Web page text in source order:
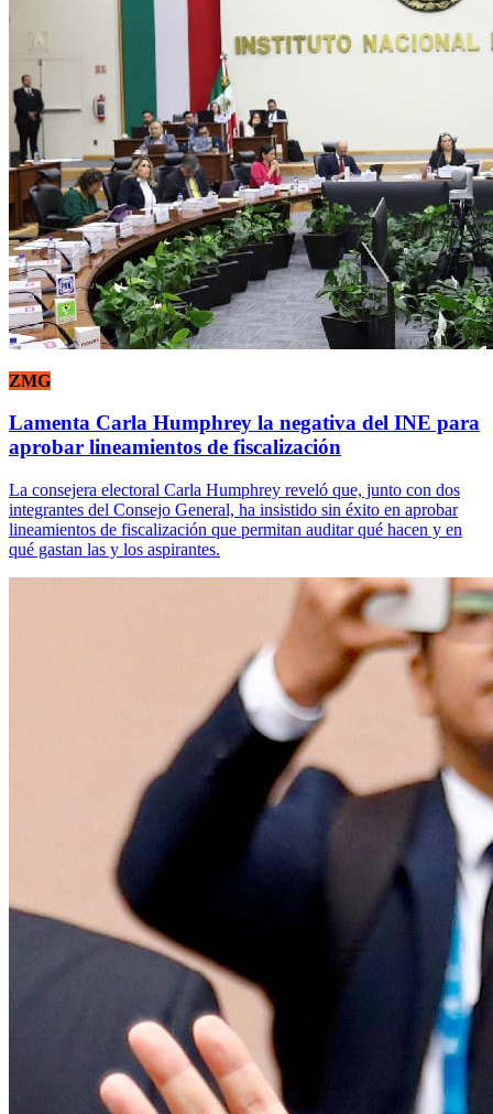
ZMG
Lamenta Carla Humphrey la negativa del INE para
aprobar lineamientos de fiscalización
La consejera electoral Carla Humphrey reveló que, junto con dos
integrantes del Consejo General, ha insistido sin éxito en aprobar
lineamientos de fiscalización que permitan auditar qué hacen y en
qué gastan las y los aspirantes.